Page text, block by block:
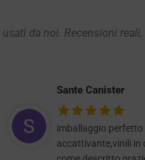
da noi. Recensioni
Sante Canister
imballaggio
accattivante,vinili in